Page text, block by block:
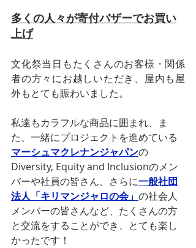
多くの人々が寄付バザーでお買い
上げ
文化祭当日もたくさんのお客様・関係
者の方々にお越しいただき、屋内も屋
外もとても賑わいました。
私達もカラフルな商品に囲まれ、ま
た、一緒にプロジェクトを進めている
マーシュマクレナンジャパンの
Diversity, Equity and Inclusionのメン
バーや社員の皆さん、さらに一般社団
法人「キリマンジャロの会」 の社会人
メンバーの皆さんなど、たくさんの方
と交流をすることができ、とても楽し
かったです！